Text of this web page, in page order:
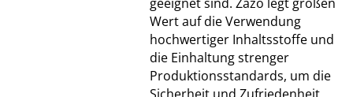
Wert auf die Verwendung
hochwertiger Inhaltsstoffe und
die Einhaltung strenger
Produktionsstandards, um die